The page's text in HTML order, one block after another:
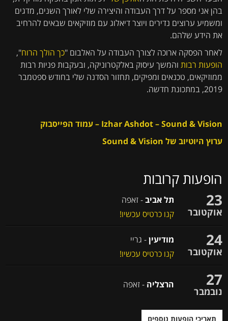
בהן אני מספר על דרך העבודה והיצירה שלי לאורך השנים, מדגים
ומשמיע ערוצים נדירים ויוצר דיאלוג עם מוזיקאים שבאים להרחיב
את הידע שלהם.
לאחר הפסקה ארוכה לצורך העבודה על האלבום "כך הולך הרוח",
הופעות רבות והמשך עיסוק באלקטרוניקה, ובעקבות פניות רבות
ממוזיקאים, טכנאים ומפיקים, תחזור הסדנה שלי בחודש ספטמבר
2019, במתכונת חדשה.
Izhar Ashdot – Sound & Vision – עמוד הפייסבוק
ערוץ היוטיוב של Sound & Vision
הופעות קרובות
23
אוקטובר
תל אביב- זאפה
קנו כרטיס עכשיו!
24
אוקטובר
מודיעין- גריי
קנו כרטיס עכשיו!
27
נובמבר
הרצליה - זאפה
תאריכי הופעות נוספים